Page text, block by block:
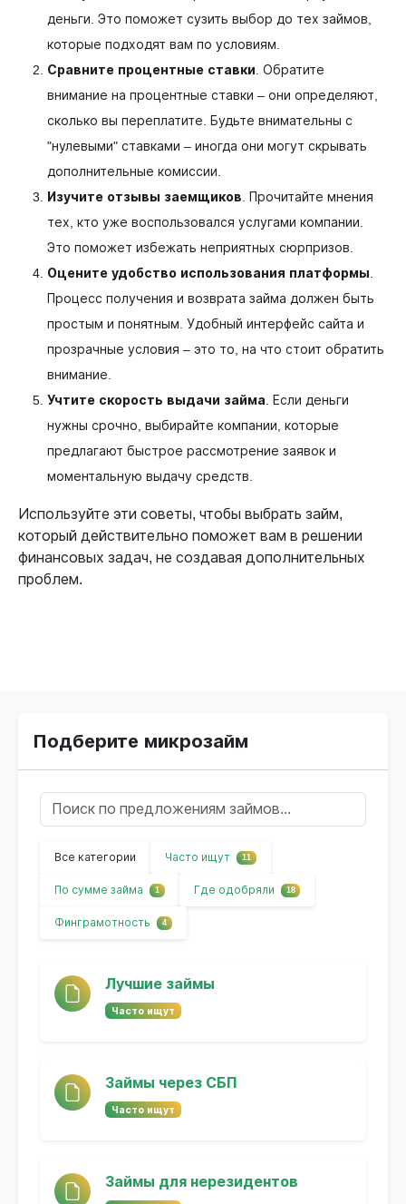
деньги. Это поможет сузить выбор до тех займов,
которые подходят вам по условиям.
Сравните процентные ставки . Обратите
внимание на процентные ставки – они определяют,
сколько вы переплатите. Будьте внимательны с
"нулевыми" ставками – иногда они могут скрывать
дополнительные комиссии.
Изучите отзывы заемщиков . Прочитайте мнения
тех, кто уже воспользовался услугами компании.
Это поможет избежать неприятных сюрпризов.
Оцените удобство использования платформы
Процесс получения и возврата займа должен быть
простым и понятным. Удобный интерфейс сайта и
прозрачные условия – это то, на что стоит обратить
внимание.
Учтите скорость выдачи займа . Если деньги
нужны срочно, выбирайте компании, которые
предлагают быстрое рассмотрение заявок и
моментальную выдачу средств.
Используйте эти советы, чтобы выбрать займ,
который действительно поможет вам в решении
финансовых задач, не создавая дополнительных
проблем.
Подберите микрозайм
Все категории Часто ищут 11
По сумме займа 1 Где одобряли 18
Финграмотность 4
Лучшие займы
Часто ищут
Займы через СБП
Часто ищут
Займы для нерезидентов